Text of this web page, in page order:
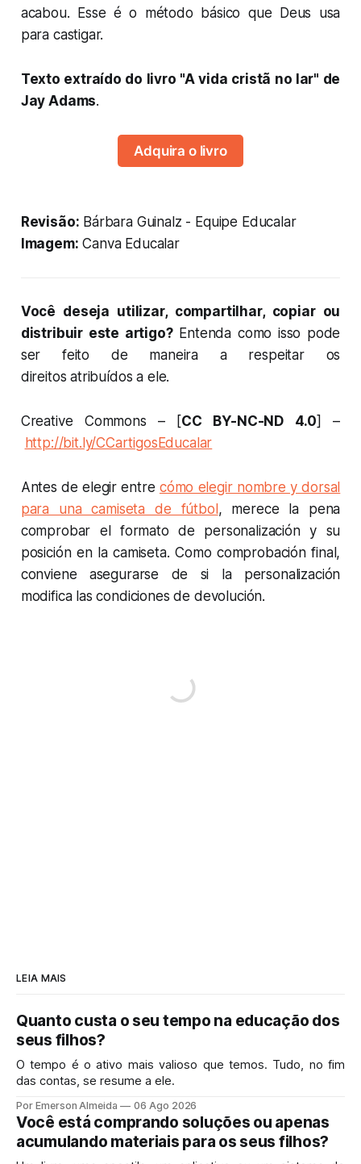
acabou. Esse é o método básico que Deus usa
para castigar.
Texto extraído do livro "A vida cristã no lar" de
Jay Adams.
Adquira o livro
Revisão: Bárbara Guinalz - Equipe Educalar
Imagem: Canva Educalar
Você deseja utilizar, compartilhar, copiar ou
distribuir este artigo?Entenda como isso pode
ser feito de maneira a respeitar os
direitos atribuídos a ele.
Creative Commons – [CC BY-NC-ND 4.0] –
http://bit.ly/CCartigosEducalar
Antes de elegir entre cómo elegir nombre y dorsal
para una camiseta de fútbol , merece la pena
comprobar el formato de personalización y su
posición en la camiseta. Como comprobación final,
conviene asegurarse de si la personalización
modifica las condiciones de devolución.
LEIA MAIS
Quanto custa o seu tempo na educação dos
seus filhos?
O tempo é o ativo mais valioso que temos. Tudo, no fim
das contas, se resume a ele.
Por Emerson Almeida 06 Ago 2026
Você está comprando soluções ou apenas
acumulando materiais para os seus filhos?